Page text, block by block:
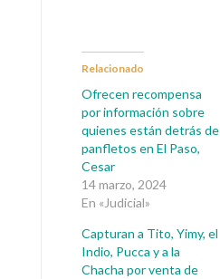
Relacionado
Ofrecen recompensa
por información sobre
quienes están detrás de
panfletos en El Paso,
Cesar
14 marzo, 2024
En «Judicial»
Capturan a Tito, Yimy, el
Indio, Pucca y a la
Chacha por venta de